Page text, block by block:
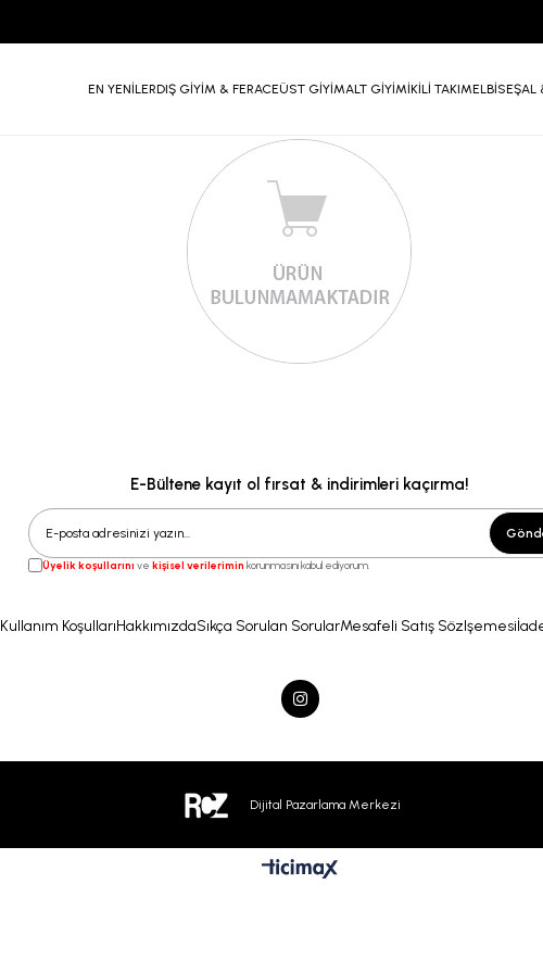
EN YENİLERDIŞ GİYİM & FERACEÜST GİYİMALT GİYİMİKİLİ TAKIMELBİSEŞAL
E-Bültene kayıt ol fırsat & indirimleri kaçırma!
Üyelik koşullarını ve kişisel verilerimin korunmasını kabul ediyorum.
Kullanım KoşullarıHakkımızdaSıkça Sorulan SorularMesafeli Satış Sözlşemesi
Dijital Pazarlama Merkezi